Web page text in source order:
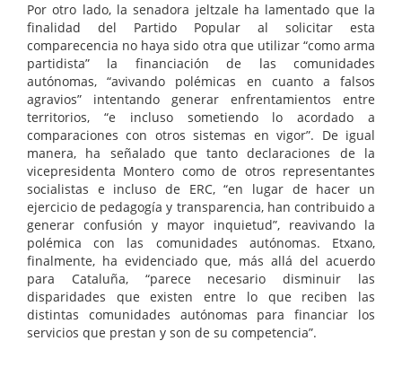
Por otro lado, la senadora jeltzale ha lamentado que la
finalidad del Partido Popular al solicitar esta
comparecencia no haya sido otra que utilizar “como arma
partidista” la financiación de las comunidades
autónomas, “avivando polémicas en cuanto a falsos
agravios” intentando generar enfrentamientos entre
territorios, “e incluso sometiendo lo acordado a
comparaciones con otros sistemas en vigor”. De igual
manera, ha señalado que tanto declaraciones de la
vicepresidenta Montero como de otros representantes
socialistas e incluso de ERC, “en lugar de hacer un
ejercicio de pedagogía y transparencia, han contribuido a
generar confusión y mayor inquietud”, reavivando la
polémica con las comunidades autónomas. Etxano,
finalmente, ha evidenciado que, más allá del acuerdo
para Cataluña, “parece necesario disminuir las
disparidades que existen entre lo que reciben las
distintas comunidades autónomas para financiar los
servicios que prestan y son de su competencia”.